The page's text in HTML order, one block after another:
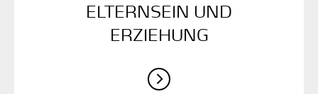
ELTERNSEIN UND
ERZIEHUNG